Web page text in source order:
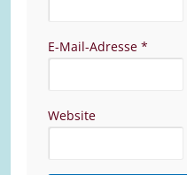
E-Mail-Adresse *
Website